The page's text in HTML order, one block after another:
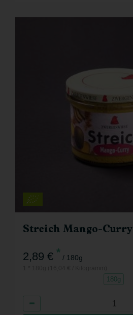
Streich Mango-Curry
2,89 € * / 180g
180g